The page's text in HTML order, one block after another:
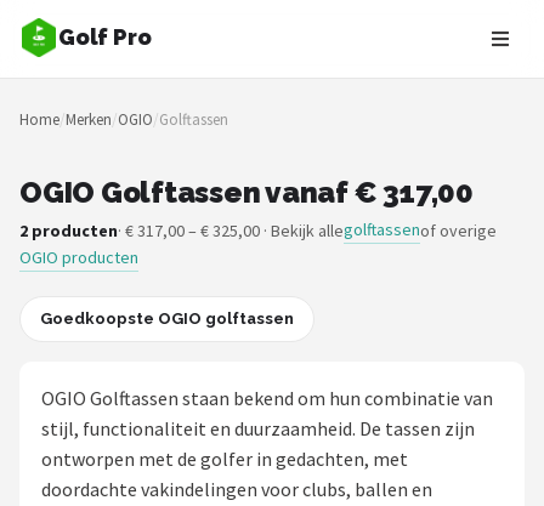
Golf Pro
Zoeken
NAVIGATIE
Merken
Blog
Toernooien
Golfsets
Home/Merken/OGIO/Golftassen
OGIO Golftassen vanaf € 317,00
2 producten· € 317,00 – € 325,00 · Bekijk allegolftassenof overige
OGIO producten
Goedkoopste OGIO golftassen
OGIO Golftassen staan bekend om hun combinatie van
stijl, functionaliteit en duurzaamheid. De tassen zijn
ontworpen met de golfer in gedachten, met
doordachte vakindelingen voor clubs, ballen en